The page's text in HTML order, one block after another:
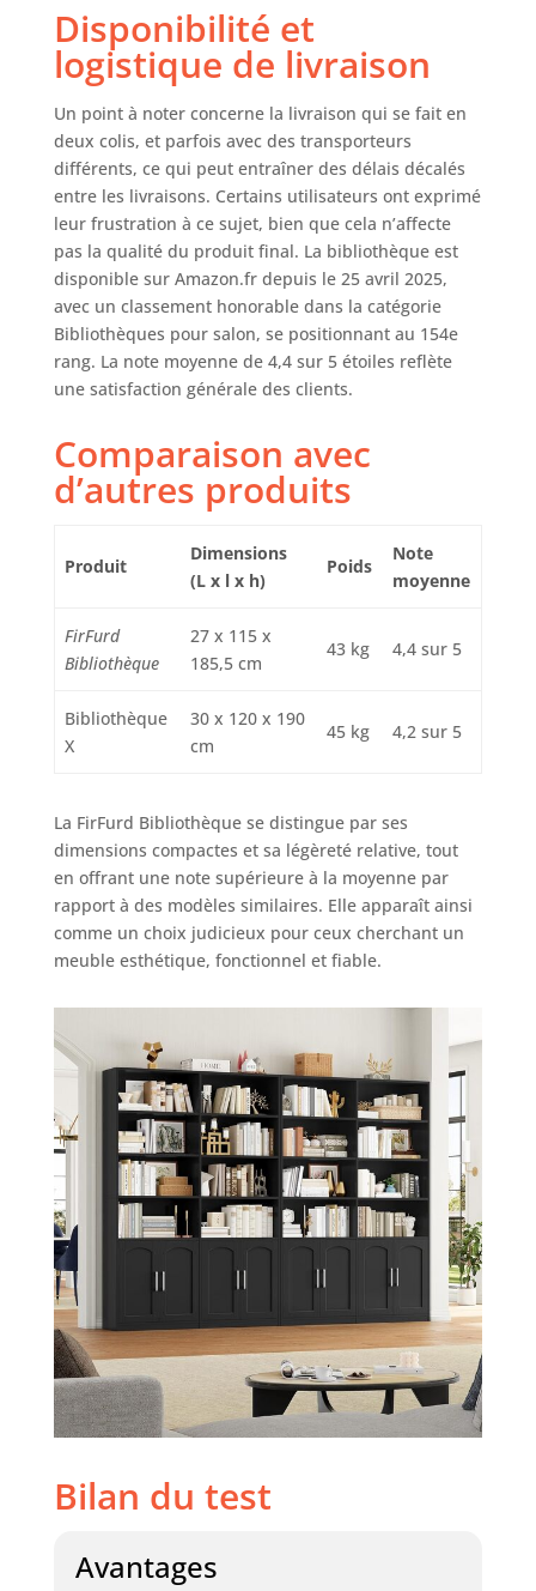
argentées et les
portes cintrées de
la bibliothèque
ajoutent une
touche de mode à
la vitrine. Les
autocollants pour
trous inclus
rendent la
bibliothèque bois
plus parfaite. Nous
avons une série de
bibliotheques de
différents styles et
couleurs, et vous
les assortir en
fonction du style
de décoration de la
polyvalente : le
meuble de
et fonctionnalité.
rangement
salons, chambres,
bureaux et salles à
manger et peut
être adaptée de
manière optimale
à vos différents
que grande
etagere rangement
chambre, vitrine,
armoire de
rangement, et
meuble de salon
Installation facile :
Avec des
instructions claires
numérotées dans
l'emballage, vous
pouvez terminer
l'assemblage
facilement.
Veuillez également
noter : le meuble
Disponibilité et
logistique de livraison
Un point à noter concerne la livraison qui se fait en
deux colis, et parfois avec des transporteurs
différents, ce qui peut entraîner des délais décalés
entre les livraisons. Certains utilisateurs ont exprimé
leur frustration à ce sujet, bien que cela n’affecte
pas la qualité du produit final. La bibliothèque est
disponible sur Amazon.fr depuis le 25 avril 2025,
avec un classement honorable dans la catégorie
Bibliothèques pour salon, se positionnant au 154e
rang. La note moyenne de 4,4 sur 5 étoiles reflète
une satisfaction générale des clients.
Comparaison avec
d’autres produits
Produit
Dimensions
(L x l x h)
Poids
Note
moyenne
FirFurd
Bibliothèque
27 x 115 x
185,5 cm
43 kg 4,4 sur 5
Bibliothèque
X
30 x 120 x 190
cm
45 kg 4,2 sur 5
La FirFurd Bibliothèque se distingue par ses
dimensions compactes et sa légèreté relative, tout
en offrant une note supérieure à la moyenne par
rapport à des modèles similaires. Elle apparaît ainsi
comme un choix judicieux pour ceux cherchant un
meuble esthétique, fonctionnel et fiable.
Bilan du test
Avantages